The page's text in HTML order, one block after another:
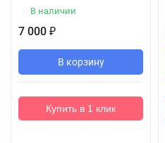
В наличии
7 000 ₽
В корзину
Купить в 1 клик